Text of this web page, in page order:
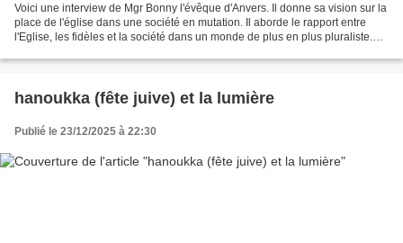
Voici une interview de Mgr Bonny l'évêque d'Anvers. Il donne sa vision sur la
place de l'église dans une société en mutation. Il aborde le rapport entre
l'Eglise, les fidèles et la société dans un monde de plus en plus pluraliste.
hanoukka (fête juive) et la lumière
Publié le 23/12/2025 à 22:30